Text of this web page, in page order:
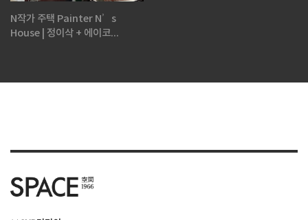
N작가 주택 Painter N’s
House | 정이삭 + 에이코...